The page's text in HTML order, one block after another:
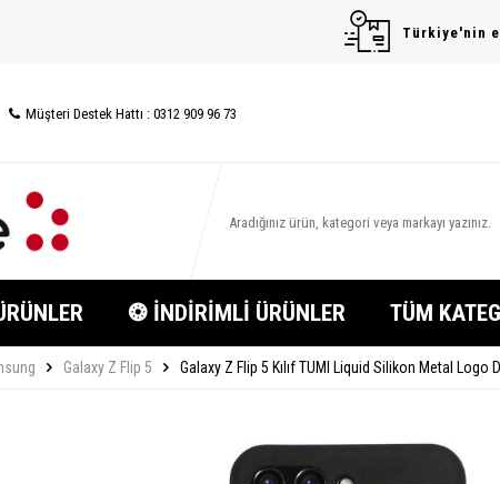
Türkiye'nin
Müşteri Destek Hattı : 0312 909 96 73
❂ İNDİRİMLİ ÜRÜNLER TÜM
Galaxy Z Flip 5 Galaxy Z Flip 5 Kılıf TUMI Liquid Silikon Metal Logo